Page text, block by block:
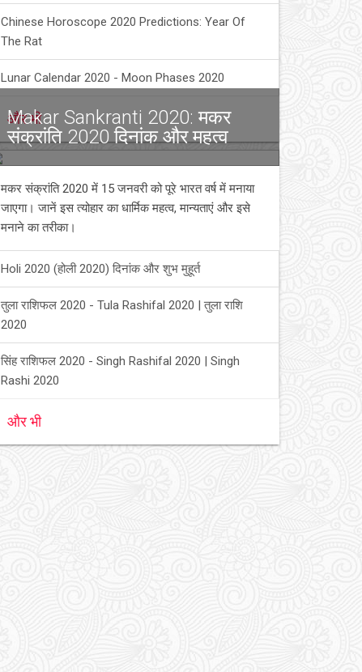
Chinese Horoscope 2020 Predictions: Year Of
The Rat
Lunar Calendar 2020 - Moon Phases 2020
और भी
Makar Sankranti 2020: मकर
संक्रांति 2020 दिनांक और महत्व
मकर संक्रांति 2020 में 15 जनवरी को पूरे भारत वर्ष में मनाया
जाएगा। जानें इस त्योहार का धार्मिक महत्व, मान्यताएं और इसे
मनाने का तरीका।
Holi 2020 (होली 2020) दिनांक और शुभ मुहूर्त
तुला राशिफल 2020 - Tula Rashifal 2020 | तुला राशि
2020
सिंह राशिफल 2020 - Singh Rashifal 2020 | Singh
Rashi 2020
और भी